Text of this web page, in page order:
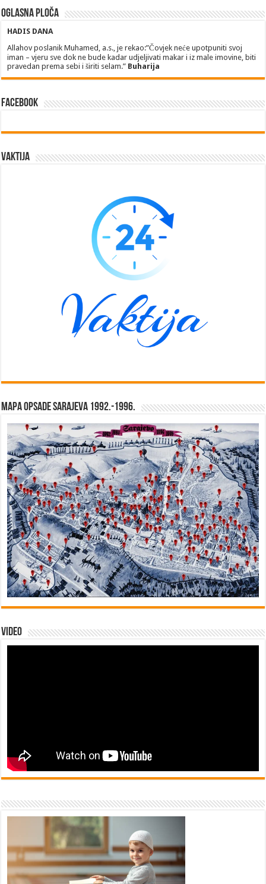
Oglasna ploča
HADIS DANA
Allahov poslanik Muhamed, a.s., je rekao:”Čovjek neće upotpuniti svoj
iman – vjeru sve dok ne bude kadar udjeljivati makar i iz male imovine, biti
pravedan prema sebi i širiti selam.” Buharija
Facebook
Vaktija
Mapa opsade Sarajeva 1992.-1996.
Video